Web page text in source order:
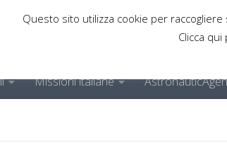
Missioni italiane
Questo sito utilizza cookie per
Clicca